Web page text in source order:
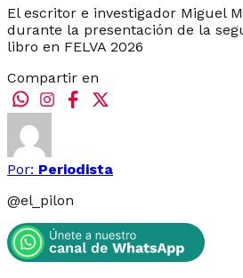
El escritor e investigador Miguel
durante la presentación de la
libro en FELVA 2026
Compartir en
Por: Periodista
@el_pilon